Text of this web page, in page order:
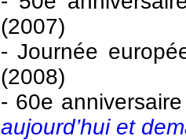
(2007)
- Journée
(2008)
- 60e
aujourd’hui et